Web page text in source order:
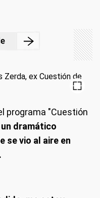
programa "Cuestión
dramático
se vio al aire en